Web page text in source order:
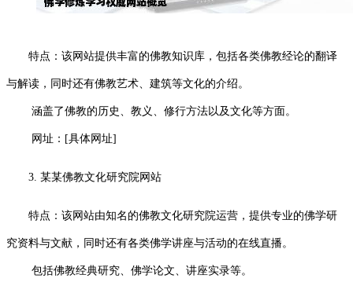
特点：该网站提供丰富的佛教知识库，包括各类佛教经论的翻译
与解读，同时还有佛教艺术、建筑等文化的介绍。
涵盖了佛教的历史、教义、修行方法以及文化等方面。
网址：[具体网址]
3. 某某佛教文化研究院网站
特点：该网站由知名的佛教文化研究院运营，提供专业的佛学研
究资料与文献，同时还有各类佛学讲座与活动的在线直播。
包括佛教经典研究、佛学论文、讲座实录等。